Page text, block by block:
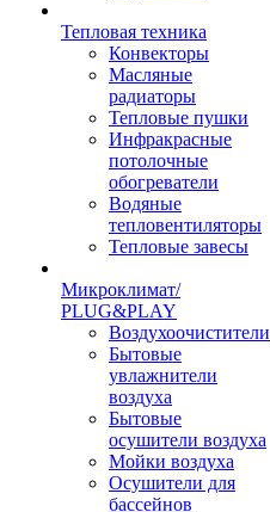
Тепловая техника
Конвекторы
Масляные
радиаторы
Тепловые пушки
Инфракрасные
потолочные
обогреватели
Водяные
тепловентиляторы
Тепловые завесы
Микроклимат/
PLUG&PLAY
Воздухоочистители
Бытовые
увлажнители
воздуха
Бытовые
осушители воздуха
Мойки воздуха
Осушители для
бассейнов